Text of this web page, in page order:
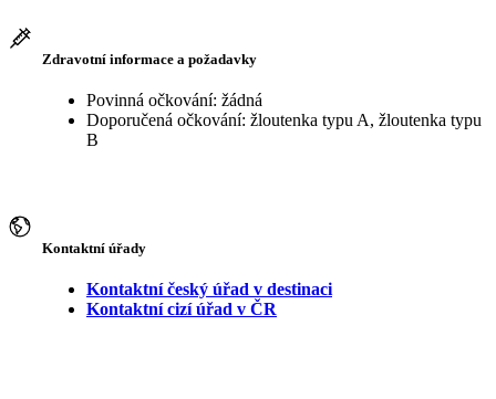
Zdravotní informace a požadavky
Povinná očkování: žádná
Doporučená očkování: žloutenka typu A, žloutenka typu
B
Kontaktní úřady
Kontaktní český úřad v destinaci
Kontaktní cizí úřad v ČR